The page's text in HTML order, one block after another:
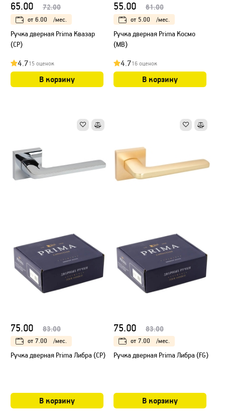
65.00 72.00
от 6.00 /мес.
Ручка дверная Prima Квазар
(CP)
4.715 оценок
В корзину
55.00 61.00
от 5.00 /мес.
Ручка дверная Prima Космо
(МB)
4.716 оценок
В корзину
75.00 83.00
от 7.00 /мес.
Ручка дверная Prima Либра (CP)
В корзину
75.00 83.00
от 7.00 /мес.
Ручка дверная Prima Либра (FG)
В корзину